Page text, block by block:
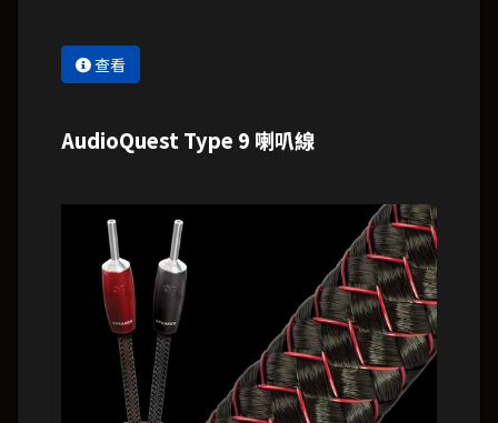
查看
AudioQuest Type 9 喇叭線